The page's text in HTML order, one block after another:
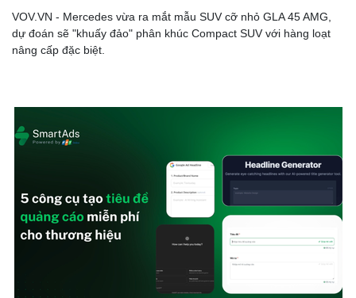
VOV.VN - Mercedes vừa ra mắt mẫu SUV cỡ nhỏ GLA 45 AMG,
dự đoán sẽ "khuấy đảo" phân khúc Compact SUV với hàng loạt
nâng cấp đặc biệt.